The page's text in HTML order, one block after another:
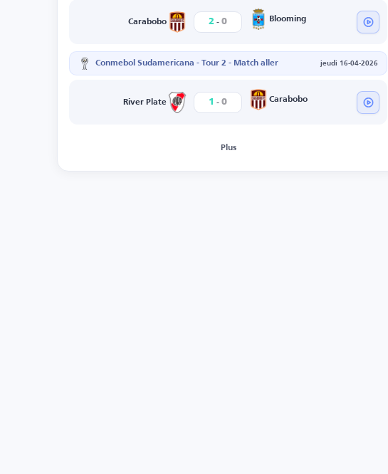
Carabobo 2 - 0 Blooming
Conmebol Sudamericana - Tour 2 - Match aller jeudi 16-04-2026
River Plate 1 - 0 Carabobo
Plus